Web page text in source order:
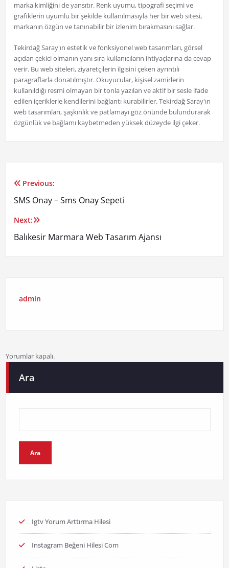
marka kimliğini de yansıtır. Renk uyumu, tipografi seçimi ve
grafiklerin uyumlu bir şekilde kullanılmasıyla her bir web sitesi,
markanın özgün ve tanınabilir bir izlenim bırakmasını sağlar.
Tekirdağ Saray'ın estetik ve fonksiyonel web tasarımları, görsel
açıdan çekici olmanın yanı sıra kullanıcıların ihtiyaçlarına da cevap
verir. Bu web siteleri, ziyaretçilerin ilgisini çeken ayrıntılı
paragraflarla donatılmıştır. Okuyucular, kişisel zamirlerin
kullanıldığı resmi olmayan bir tonla yazılan ve aktif bir sesle ifade
edilen içeriklerle kendilerini bağlantı kurabilirler. Tekirdağ Saray'ın
web tasarımları, şaşkınlık ve patlamayı göz önünde bulundurarak
özgünlük ve bağlamı kaybetmeden yüksek düzeyde ilgi çeker.
Yazı
gezinmesi
Previous:
SMS Onay – Sms Onay Sepeti
Next:
Balıkesir Marmara Web Tasarım Ajansı
admin
Yorumlar kapalı.
Ara
Ara
Igtv Yorum Arttırma Hilesi
Instagram Beğeni Hilesi Com